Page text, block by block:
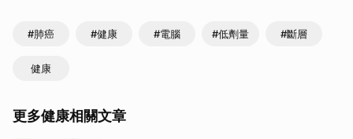
#肺癌 #健康 #電腦 #低劑量 #斷層
健康
更多健康相關文章